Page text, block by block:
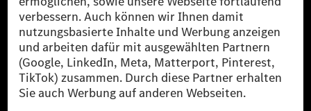
[2] Renewable Charging ist ein integraler Bestandteil von MB.CHARGE
Public in Europa, den USA, Kanada und China. Sofern an der jeweiligen
Ladestation noch kein Strom aus erneuerbaren Energien vorliegt,
verwendet Renewable Charging Grünstromzertifikate*. Diese stellen
sicher, dass für Ladevorgänge über MB.CHARGE Public eine äquivalente
Strommenge aus erneuerbaren Energien ins Stromnetz eingespeist wird.
Sie stammen ausschließlich aus Wind- und Solarkraftanlagen, die jünger
als sechs Jahre sind.
* Inkl. EKOenergy Ökolabel